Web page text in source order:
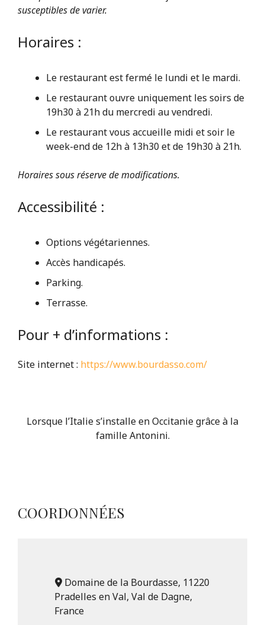
susceptibles de varier.
Horaires :
Le restaurant est fermé le lundi et le mardi.
Le restaurant ouvre uniquement les soirs de
19h30 à 21h du mercredi au vendredi.
Le restaurant vous accueille midi et soir le
week-end de 12h à 13h30 et de 19h30 à 21h.
Horaires sous réserve de modifications.
Accessibilité :
Options végétariennes.
Accès handicapés.
Parking.
Terrasse.
Pour + d’informations :
Site internet : https://www.bourdasso.com/
Lorsque l’Italie s’installe en Occitanie grâce à la
famille Antonini.
COORDONNÉES
Domaine de la Bourdasse, 11220
Pradelles en Val, Val de Dagne,
France